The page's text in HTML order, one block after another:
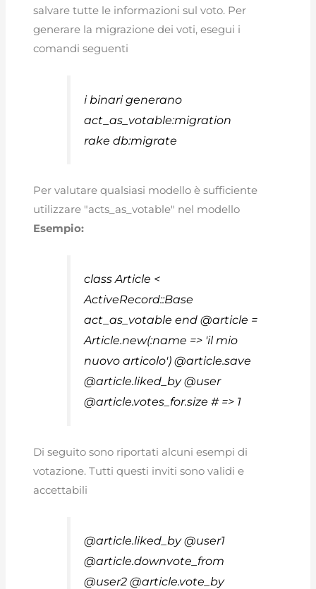
salvare tutte le informazioni sul voto. Per
generare la migrazione dei voti, esegui i
comandi seguenti
i binari generano
act_as_votable:migration
rake db:migrate
Per valutare qualsiasi modello è sufficiente
utilizzare "acts_as_votable" nel modello
Esempio:
class Article <
ActiveRecord::Base
act_as_votable end @article =
Article.new(:name => 'il mio
nuovo articolo') @article.save
@article.liked_by @user
@article.votes_for.size # => 1
Di seguito sono riportati alcuni esempi di
votazione. Tutti questi inviti sono validi e
accettabili
@article.liked_by @user1
@article.downvote_from
@user2 @article.vote_by